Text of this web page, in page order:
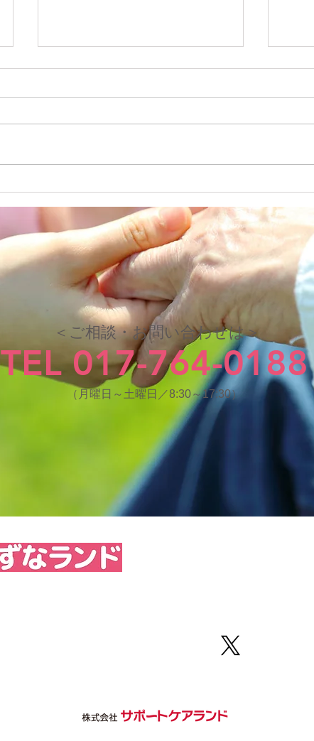
避
＜ご相談・お問い合わせは＞
TEL 017-764-0188
（月曜日～土曜日／8:30～17:30）